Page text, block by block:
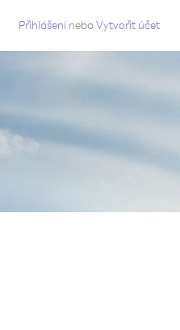
Přihlášení neboVytvořit účet